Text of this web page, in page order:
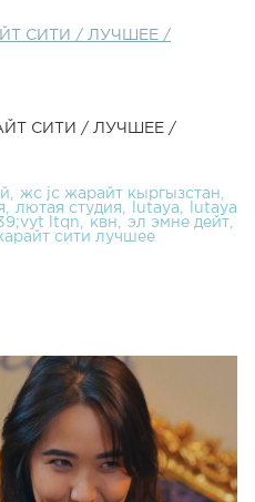
СИТИ / ЛУЧШЕЕ /
СИТИ / ЛУЧШЕЕ /
жс jc жарайт кыргызстан
лютая студия lutaya
lutaya
ltqn квн
эл эмне дейт
сити лучшее